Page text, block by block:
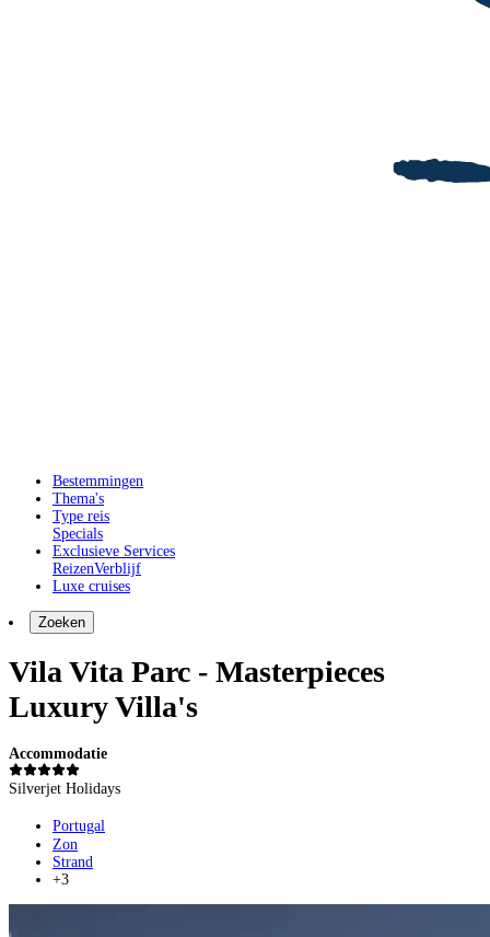
Bestemmingen
Thema's
Type reis
Specials
Exclusieve Services
ReizenVerblijf
Luxe cruises
Zoeken
Vila Vita Parc - Masterpieces
Luxury Villa's
Accommodatie
Silverjet Holidays
Portugal
Zon
Strand
+3